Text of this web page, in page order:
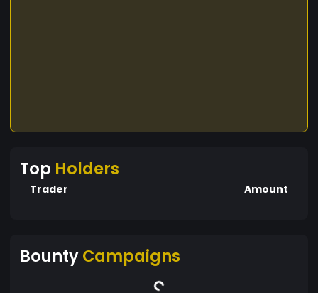
Top Holders
Trader Amount
BountyCampaigns